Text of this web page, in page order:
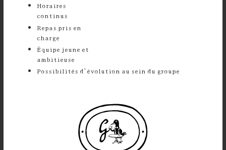
Horaires
Repas pris en
charge
⁠Équipe jeune et
Possibilités d’évolution au sein du groupe